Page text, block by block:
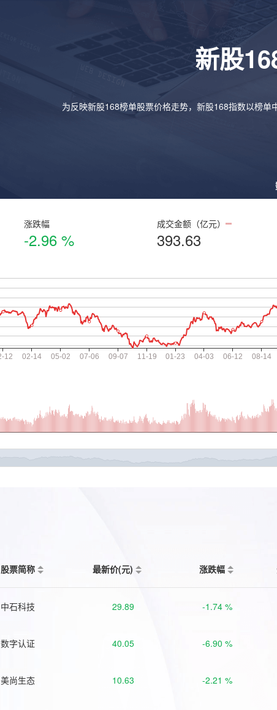
新股
为反映新股168榜单股票价格走势，新股168指数以榜单
涨跌幅
-2.96 %
成交金额（亿元）
393.63
股票简称 最新价(元) 涨跌幅
中石科技 29.89 -1.74 %
数字认证 40.05 -6.90 %
美尚生态 10.63 -2.21 %